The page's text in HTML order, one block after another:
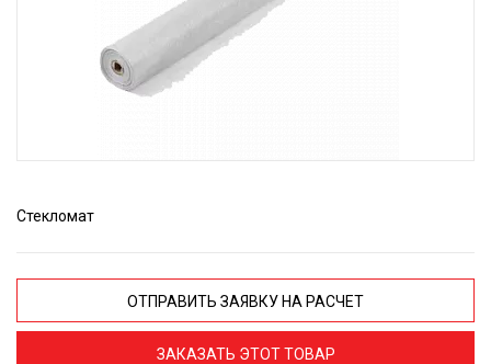
Стекломат
ОТПРАВИТЬ ЗАЯВКУ НА РАСЧЕТ
ЗАКАЗАТЬ ЭТОТ ТОВАР